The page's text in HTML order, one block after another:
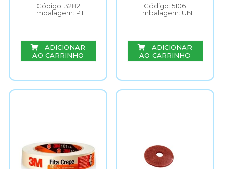
Código: 3282
Embalagem: PT
ADICIONAR
AO CARRINHO
Código: 5106
Embalagem: UN
ADICIONAR
AO CARRINHO